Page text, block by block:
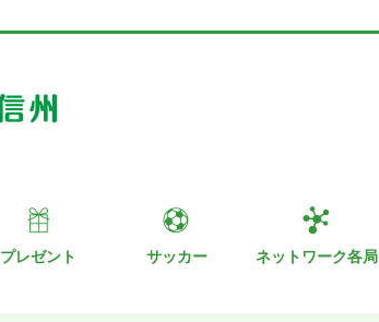
プレゼント サッカー ネットワーク各局